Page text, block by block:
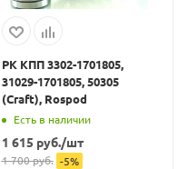
РК КПП 3302-1701805,
31029-1701805, 50305
(Craft), Rospod
Есть в наличии
1 615 руб./шт
1 700руб. -5%